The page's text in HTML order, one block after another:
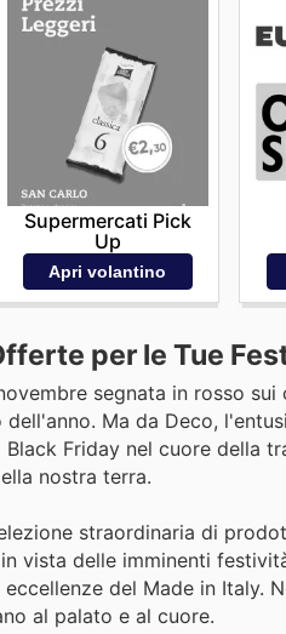
Supermercati Pick
Up
Apri volantino
per le Tue
segnata in rosso
Ma da Deco,
Friday nel cuore della
nostra terra.
straordinaria di
vista delle imminenti
del Made in Italy.
al palato e al cuore.